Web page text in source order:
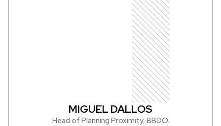
MIGUEL DALLOS
Head of Planning Proximity, BBDO.